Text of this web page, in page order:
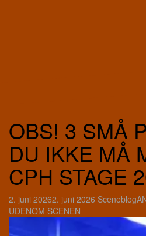
OBS! 3 SMÅ
DU IKKE MÅ
CPH STAGE
2. juni 20262. juni 2026 Sceneblog
UDENOM SCENEN